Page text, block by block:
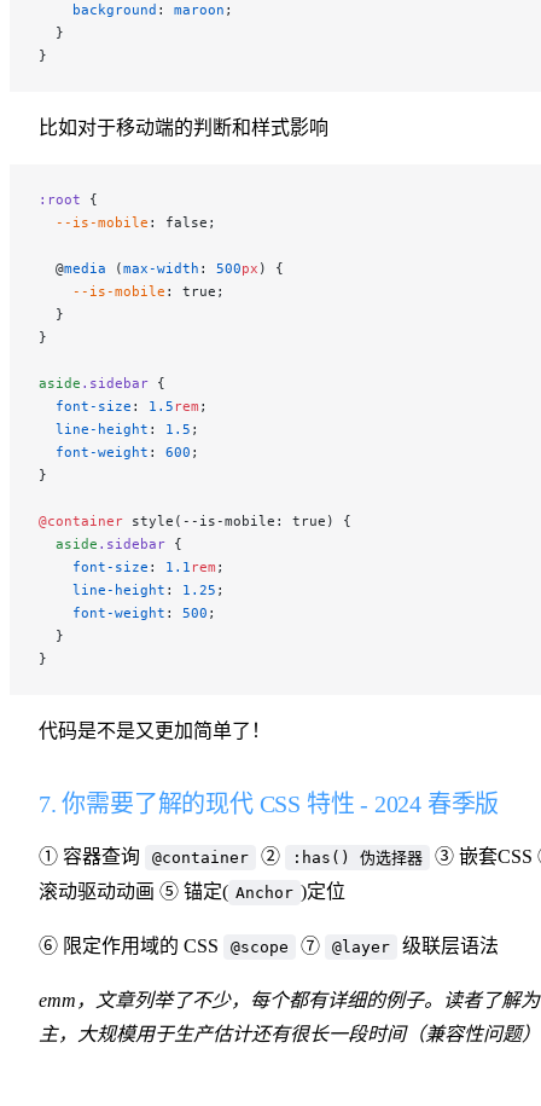
    background
: maroon ;
  }
}
比如对于移动端的判断和样式影响
:root {
  --is-mobile
: false;
  @
media (max-width : 500px ) {
    --is-mobile
: true;
  }
}
aside .sidebar {
  font-size
: 1.5 rem ;
  line-height
: 1.5 ;
  font-weight
: 600 ;
}
@container style(--is-mobile: true) {
  aside
.sidebar {
    font-size
: 1.1 rem ;
    line-height
: 1.25 ;
    font-weight
: 500 ;
  }
}
代码是不是又更加简单了！
7. 你需要了解的现代 CSS 特性 - 2024 春季版
① 容器查询 @container ② :has() 伪选择器
③ 嵌套
滚动驱动动画 ⑤ 锚定( Anchor )定位
⑥ 限定作用域的 CSS @scope ⑦ @layer 级联层语法
emm，文章列举了不少，每个都有详细的例子。读者了解为
主，大规模用于生产估计还有很长一段时间（兼容性问题